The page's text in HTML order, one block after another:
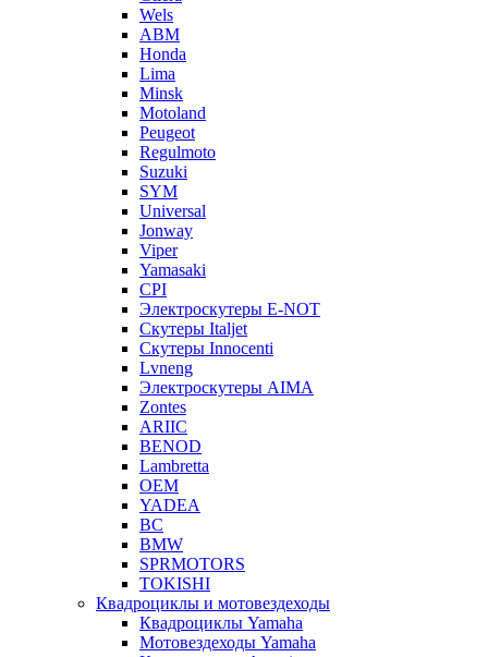
Wels
ABM
Honda
Lima
Minsk
Motoland
Peugeot
Regulmoto
Suzuki
SYM
Universal
Jonway
Viper
Yamasaki
CPI
Электроскутеры E-NOT
Скутеры Italjet
Скутеры Innocenti
Lvneng
Электроскутеры AIMA
Zontes
ARIIC
BENOD
Lambretta
OEM
YADEA
BC
BMW
SPRMOTORS
TOKISHI
Квадроциклы и мотовездеходы
Квадроциклы Yamaha
Мотовездеходы Yamaha